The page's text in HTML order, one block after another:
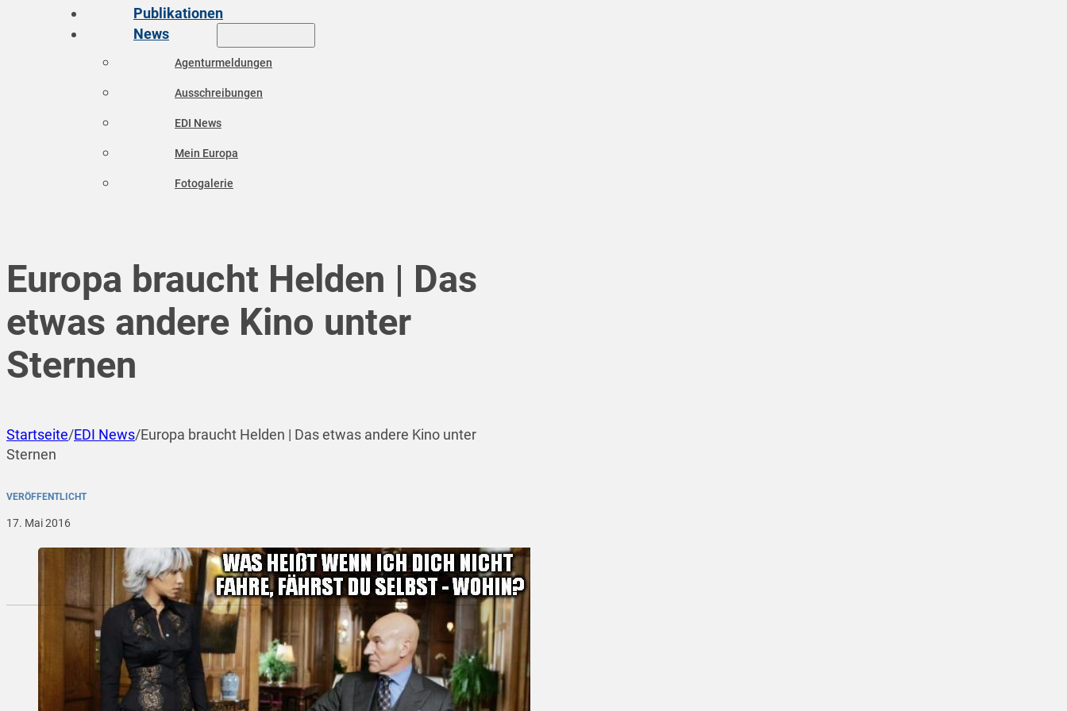
Publikationen
News
Agenturmeldungen
Ausschreibungen
EDI News
Mein Europa
Fotogalerie
Europa braucht Helden | Das
etwas andere Kino unter
Sternen
Startseite/EDI News/Europa braucht Helden | Das etwas andere Kino unter
Sternen
VERÖFFENTLICHT
17. Mai 2016